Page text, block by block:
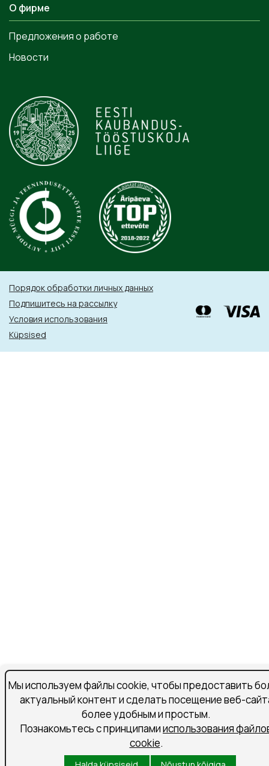
О фирме
Предложения о работе
Новости
Порядок обработки личных данных
Подпишитесь на рассылку
Условия использования
Küpsised
Мы используем файлы cookie, чтобы предоставить
актуальный контент и сделать посещение веб-
более удобным и простым.
Познакомьтесь с принципамииспользования
cookie.